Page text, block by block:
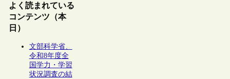
よく読まれている
コンテンツ（本
日）
文部科学省、
令和8年度全
国学力・学習
状況調査の結